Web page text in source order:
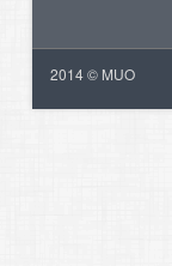
2014 © MUO